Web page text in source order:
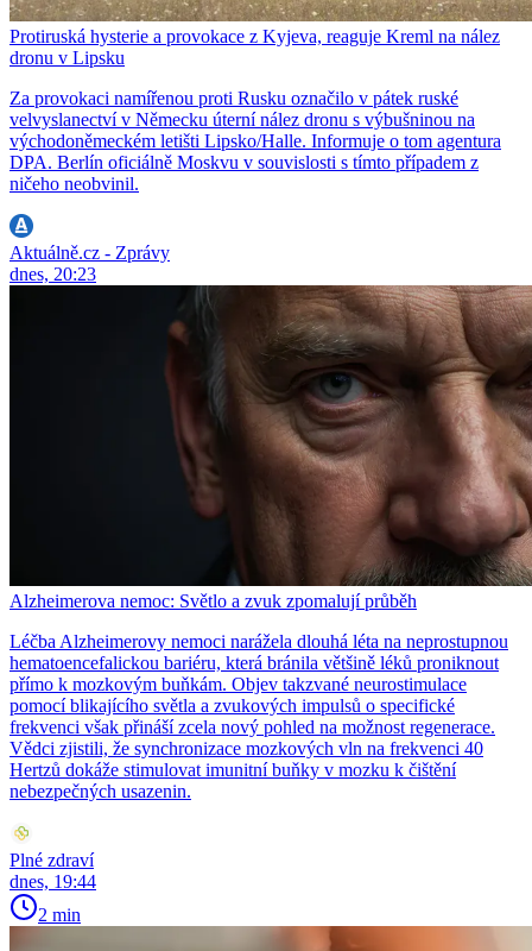
Protiruská hysterie a provokace z Kyjeva, reaguje Kreml na nález
dronu v Lipsku
Za provokaci namířenou proti Rusku označilo v pátek ruské
velvyslanectví v Německu úterní nález dronu s výbušninou na
východoněmeckém letišti Lipsko/Halle. Informuje o tom agentura
DPA. Berlín oficiálně Moskvu v souvislosti s tímto případem z
ničeho neobvinil.
Aktuálně.cz - Zprávy
dnes, 20:23
Alzheimerova nemoc: Světlo a zvuk zpomalují průběh
Léčba Alzheimerovy nemoci narážela dlouhá léta na neprostupnou
hematoencefalickou bariéru, která bránila většině léků proniknout
přímo k mozkovým buňkám. Objev takzvané neurostimulace
pomocí blikajícího světla a zvukových impulsů o specifické
frekvenci však přináší zcela nový pohled na možnost regenerace.
Vědci zjistili, že synchronizace mozkových vln na frekvenci 40
Hertzů dokáže stimulovat imunitní buňky v mozku k čištění
nebezpečných usazenin.
Plné zdraví
dnes, 19:44
2 min